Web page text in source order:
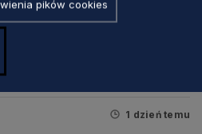
i barwne tańce. W
będzie „folklorem
1 dzień temu
pików cookies